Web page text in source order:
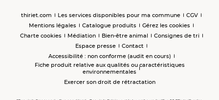
thiriet.com Les services disponibles pour ma commune
CGV
Mentions légales
Catalogue produits
Gérez les cookies
Charte cookies
Médiation Bien-être animal
Consignes de tri
Espace presse
Contact
Accessibilité : non conforme (audit en cours)
Fiche produit relative aux qualités ou caractéristiques
environnementales
Exercer son droit de rétractation